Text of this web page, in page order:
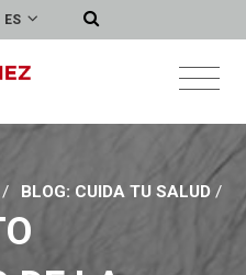
ES
/ BLOG: CUIDA TU SALUD /